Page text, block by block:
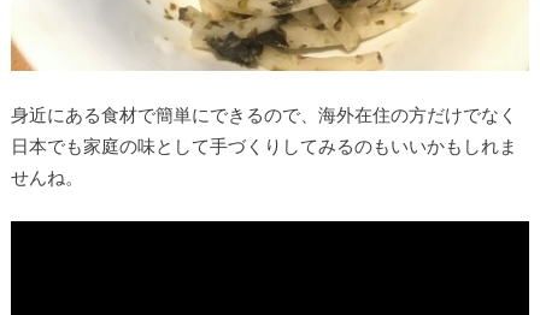
身近にある食材で簡単にできるので、海外在住の方だけでなく
日本でも家庭の味として手づくりしてみるのもいいかもしれま
せんね。